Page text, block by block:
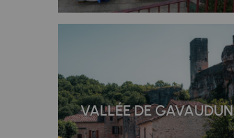
VALLÉE DE GAVAUDUN